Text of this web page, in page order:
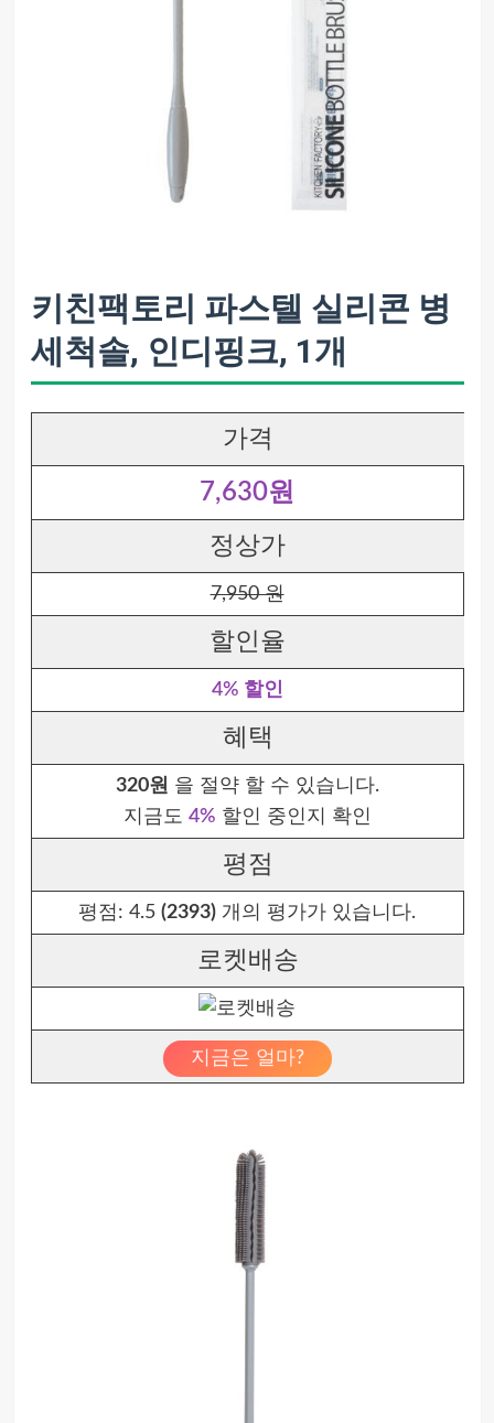
키친팩토리 파스텔 실리콘 병
세척솔, 인디핑크, 1개
가격
7,630원
정상가
7,950 원
할인율
4% 할인
혜택
320원 을 절약 할 수 있습니다.
지금도 4% 할인 중인지 확인
평점
평점: 4.5 (2393) 개의 평가가 있습니다.
로켓배송
지금은 얼마?